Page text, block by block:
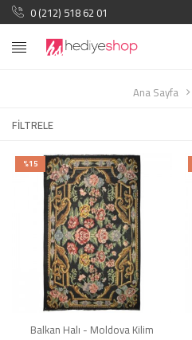
0 (212) 518 62 01
Ana Sayfa
FILTRELE
Balkan Halı - Moldova Kilim
%15